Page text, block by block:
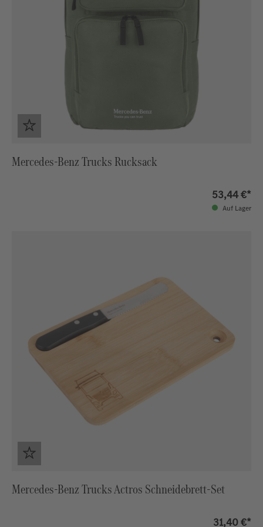
Mercedes-Benz Trucks Rucksack
53,44 €*
Auf Lager
Mercedes-Benz Trucks Actros Schneidebrett-Set
31,40 €*